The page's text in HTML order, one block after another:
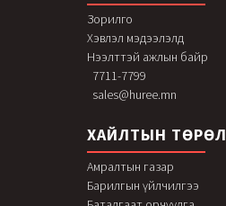
Зорилго
Хэвлэл мэдээлэлд
Нээлттэй ажлын байр
7711-7799
sales@huree.mn
ХАЙЛТЫН ТӨРӨЛ
Амралтын газар
Барилгын үйлчилгээ